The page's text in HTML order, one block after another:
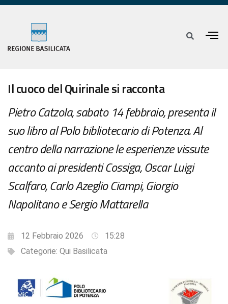
Il cuoco del Quirinale si racconta
Pietro Catzola, sabato 14 febbraio, presenta il
suo libro al Polo bibliotecario di Potenza. Al
centro della narrazione le esperienze vissute
accanto ai presidenti Cossiga, Oscar Luigi
Scalfaro, Carlo Azeglio Ciampi, Giorgio
Napolitano e Sergio Mattarella
12 Febbraio 2026
15:28
Categorie: Qui Basilicata